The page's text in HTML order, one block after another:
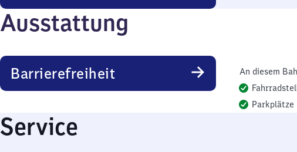
Ausstattung
Barrierefreiheit
An diesem
Parkplätze
Service